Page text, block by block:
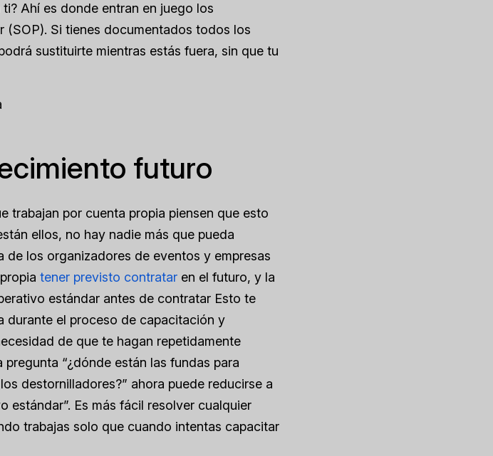
Ahí es donde entran en juego los
(SOP). Si tienes documentados todos los
sustituirte mientras estás fuera, sin que tu
futuro
trabajan por cuenta propia piensen que esto
ellos, no hay nadie más que pueda
de los organizadores de eventos y empresas
tener previsto contratar en el futuro, y la
estándar antes de contratar Esto te
durante el proceso de capacitación y
de que te hagan repetidamente
“¿dónde están las fundas para
destornilladores?” ahora puede reducirse a
estándar”. Es más fácil resolver cualquier
trabajas solo que cuando intentas capacitar